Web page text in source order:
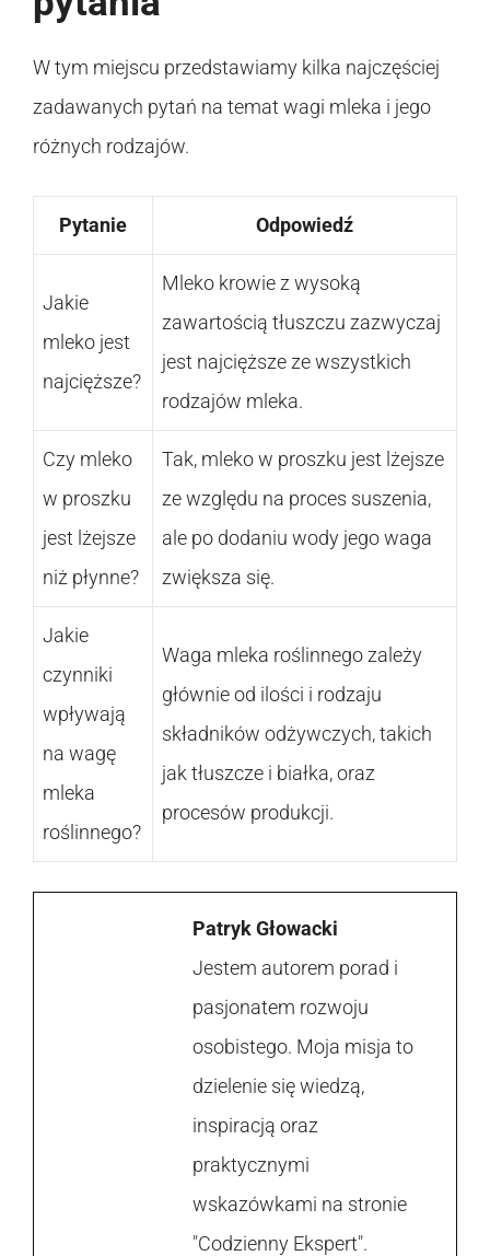
W tym miejscu przedstawiamy kilka najczęściej
zadawanych pytań na temat wagi mleka i jego
różnych rodzajów.
Pytanie Odpowiedź
Jakie
mleko jest
najcięższe?
Mleko krowie z wysoką
zawartością tłuszczu zazwyczaj
jest najcięższe ze wszystkich
rodzajów mleka.
Czy mleko
w proszku
jest lżejsze
niż płynne?
Tak, mleko w proszku jest lżejsze
ze względu na proces suszenia,
ale po dodaniu wody jego waga
zwiększa się.
Jakie
czynniki
wpływają
na wagę
mleka
roślinnego?
Waga mleka roślinnego zależy
głównie od ilości i rodzaju
składników odżywczych, takich
jak tłuszcze i białka, oraz
procesów produkcji.
Patryk Głowacki
Jestem autorem porad i
pasjonatem rozwoju
osobistego. Moja misja to
dzielenie się wiedzą,
inspiracją oraz
praktycznymi
wskazówkami na stronie
"Codzienny Ekspert".